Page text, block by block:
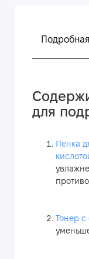
для
Пенка
Тонер